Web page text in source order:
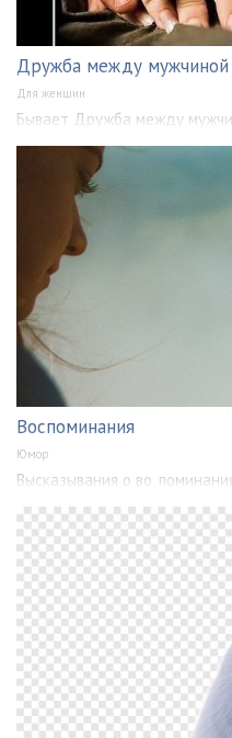
Дружба между
Для женщин
Бывает Дружба между
Воспоминания
Юмор
Высказывания о во,